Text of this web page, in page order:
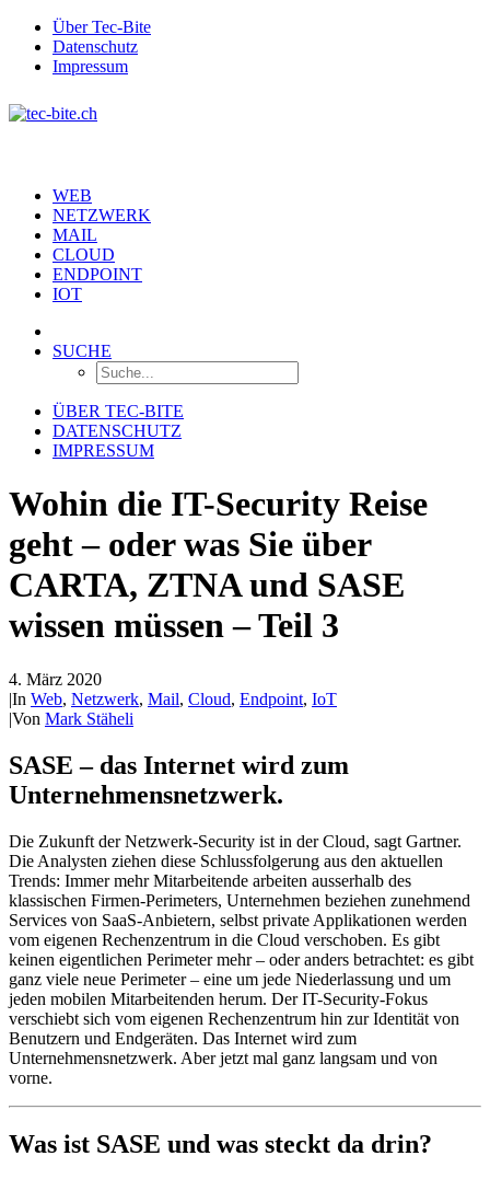
Über Tec-Bite
Datenschutz
Impressum
WEB
NETZWERK
MAIL
CLOUD
ENDPOINT
IOT
SUCHE
ÜBER TEC-BITE
DATENSCHUTZ
IMPRESSUM
Wohin die IT-Security Reise
geht – oder was Sie über
CARTA, ZTNA und SASE
wissen müssen – Teil 3
4. März 2020
|In Web, Netzwerk, Mail, Cloud, Endpoint, IoT
|Von Mark Stäheli
SASE – das Internet wird zum
Unternehmensnetzwerk.
Die Zukunft der Netzwerk-Security ist in der Cloud, sagt Gartner.
Die Analysten ziehen diese Schlussfolgerung aus den aktuellen
Trends: Immer mehr Mitarbeitende arbeiten ausserhalb des
klassischen Firmen-Perimeters, Unternehmen beziehen zunehmend
Services von SaaS-Anbietern, selbst private Applikationen werden
vom eigenen Rechenzentrum in die Cloud verschoben. Es gibt
keinen eigentlichen Perimeter mehr – oder anders betrachtet: es gibt
ganz viele neue Perimeter – eine um jede Niederlassung und um
jeden mobilen Mitarbeitenden herum. Der IT-Security-Fokus
verschiebt sich vom eigenen Rechenzentrum hin zur Identität von
Benutzern und Endgeräten. Das Internet wird zum
Unternehmensnetzwerk. Aber jetzt mal ganz langsam und von
vorne.
Was ist SASE und was steckt da drin?